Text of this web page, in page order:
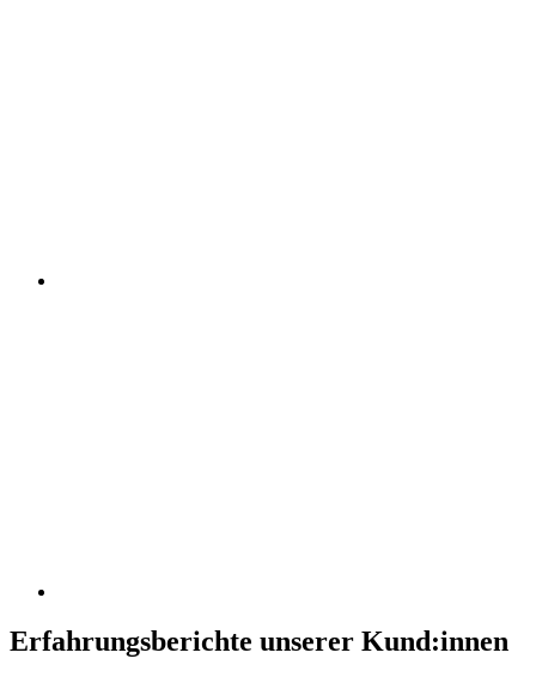
Erfahrungsberichte unserer Kund:innen